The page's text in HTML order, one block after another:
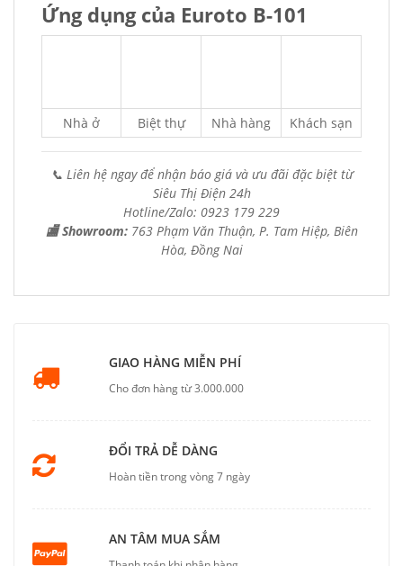
Ứng dụng của Euroto B-101
Nhà ở Biệt thự Nhà hàng Khách sạn
📞 Liên hệ ngay để nhận báo giá và ưu đãi đặc biệt từ
Siêu Thị Điện 24h
Hotline/Zalo: 0923 179 229
🏬 Showroom: 763 Phạm Văn Thuận, P. Tam Hiệp, Biên
Hòa, Đồng Nai
GIAO HÀNG MIỄN PHÍ
Cho đơn hàng từ 3.000.000
ĐỔI TRẢ DỄ DÀNG
Hoàn tiền trong vòng 7 ngày
AN TÂM MUA SẮM